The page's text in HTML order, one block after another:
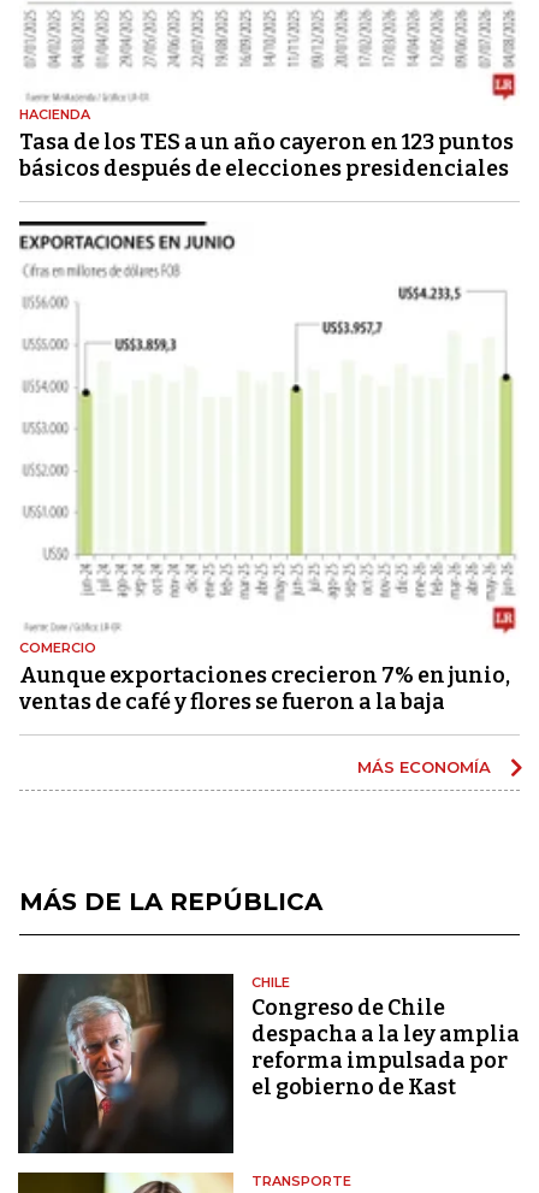
HACIENDA
Tasa de los TES a un año cayeron en 123 puntos
básicos después de elecciones presidenciales
COMERCIO
Aunque exportaciones crecieron 7% en junio,
ventas de café y flores se fueron a la baja
MÁS ECONOMÍA
MÁS DE LA REPÚBLICA
CHILE
Congreso de Chile
despacha a la ley amplia
reforma impulsada por
el gobierno de Kast
TRANSPORTE